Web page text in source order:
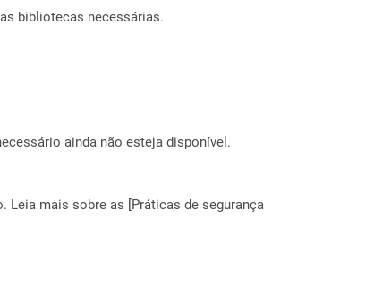
bibliotecas necessárias.
ainda não esteja disponível.
Leia mais sobre as [Práticas de segurança